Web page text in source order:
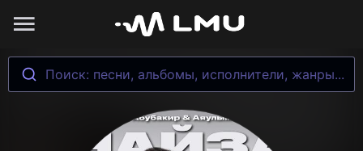
Поиск: песни, альбомы, исполнители, жанры...